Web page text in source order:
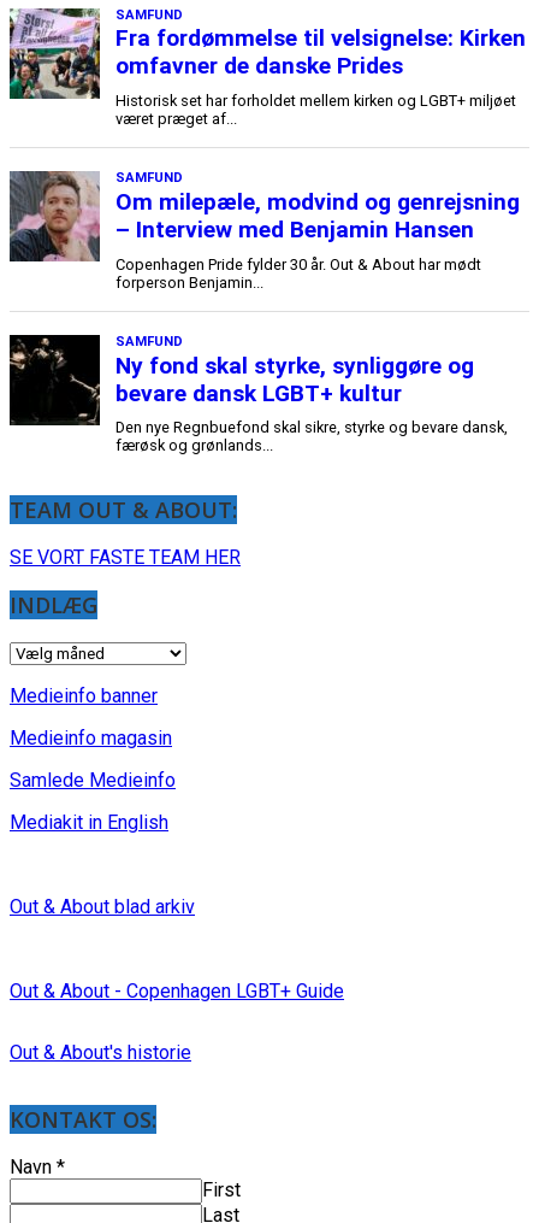
TEAM OUT & ABOUT:
SE VORT FASTE TEAM HER
INDLÆG
INDLÆG
Medieinfo banner
Medieinfo magasin
Samlede Medieinfo
Mediakit in English
Out & About blad arkiv
Out & About - Copenhagen LGBT+ Guide
Out & About's historie
KONTAKT OS:
Navn *
First
Last